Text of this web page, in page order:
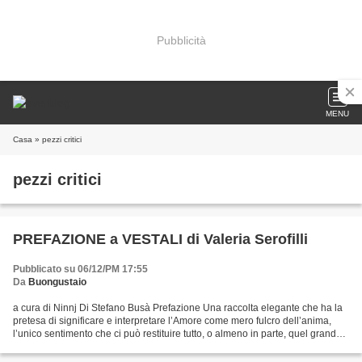
Pubblicità
MENU
Casa » pezzi critici
pezzi critici
PREFAZIONE a VESTALI di Valeria Serofilli
Pubblicato su 06/12/PM 17:55
Da Buongustaio
a cura di Ninnj Di Stefano Busà Prefazione Una raccolta elegante che ha la
pretesa di significare e interpretare l’Amore come mero fulcro dell’anima,
l’unico sentimento che ci può restituire tutto, o almeno in parte, quel grande